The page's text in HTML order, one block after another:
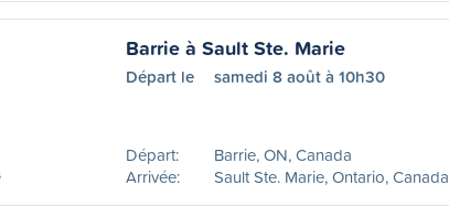
Barrie à Sault Ste. Marie
Départ le samedi 8 août à 10h30
Départ:
Barrie, ON, Canada
Arrivée:
Sault Ste. Marie, Ontario, Canada